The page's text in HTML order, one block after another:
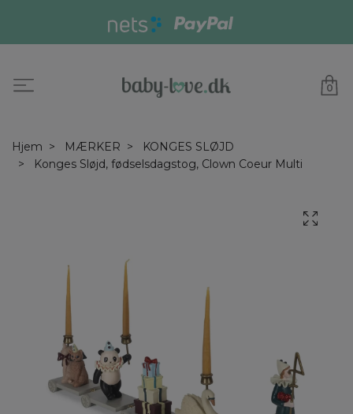
0
Hjem MÆRKER
KONGES SLØJD
Konges Sløjd, fødselsdagstog, Clown Coeur Multi